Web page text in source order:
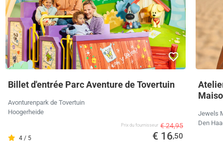
Billet d'entrée Parc Aventure de Tovertuin
Avonturenpark de Tovertuin
Hoogerheide
4 / 5
Prix ​​du fournisseur € 24,95
€ 16,50
Jewels
Den